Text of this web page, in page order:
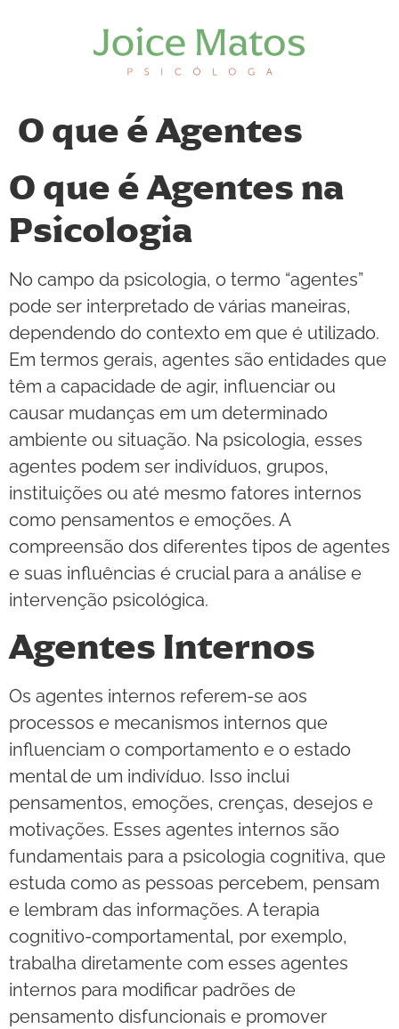
O que é Agentes
O que é Agentes na
Psicologia
No campo da psicologia, o termo “agentes”
pode ser interpretado de várias maneiras,
dependendo do contexto em que é utilizado.
Em termos gerais, agentes são entidades que
têm a capacidade de agir, influenciar ou
causar mudanças em um determinado
ambiente ou situação. Na psicologia, esses
agentes podem ser indivíduos, grupos,
instituições ou até mesmo fatores internos
como pensamentos e emoções. A
compreensão dos diferentes tipos de agentes
e suas influências é crucial para a análise e
intervenção psicológica.
Agentes Internos
Os agentes internos referem-se aos
processos e mecanismos internos que
influenciam o comportamento e o estado
mental de um indivíduo. Isso inclui
pensamentos, emoções, crenças, desejos e
motivações. Esses agentes internos são
fundamentais para a psicologia cognitiva, que
estuda como as pessoas percebem, pensam
e lembram das informações. A terapia
cognitivo-comportamental, por exemplo,
trabalha diretamente com esses agentes
internos para modificar padrões de
pensamento disfuncionais e promover